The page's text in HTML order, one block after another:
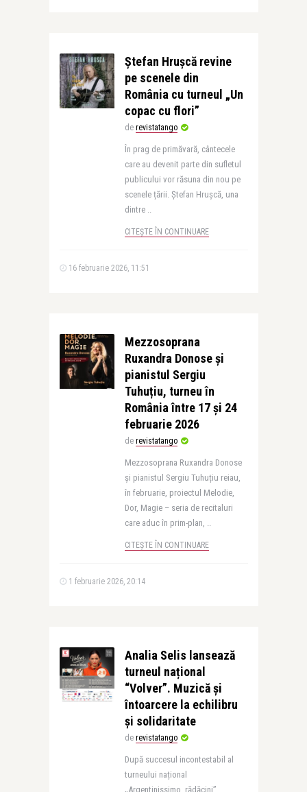
Ștefan Hrușcă revine
pe scenele din
România cu turneul „Un
copac cu flori”
de revistatango
În prag de primăvară, cântecele
care au devenit parte din sufletul
publicului vor răsuna din nou pe
scenele țării. Ștefan Hrușcă, una
dintre ..
CITEȘTE ÎN CONTINUARE
16 februarie 2026, 11:51
Mezzosoprana
Ruxandra Donose și
pianistul Sergiu
Tuhuțiu, turneu în
România între 17 și 24
februarie 2026
de revistatango
Mezzosoprana Ruxandra Donose
și pianistul Sergiu Tuhuțiu reiau,
în februarie, proiectul Melodie,
Dor, Magie – seria de recitaluri
care aduc în prim-plan, ..
CITEȘTE ÎN CONTINUARE
1 februarie 2026, 20:14
Analia Selis lansează
turneul național
“Volver”. Muzică și
întoarcere la echilibru
și solidaritate
de revistatango
După succesul incontestabil al
turneului național
„Argentinissimo, rădăcini”,